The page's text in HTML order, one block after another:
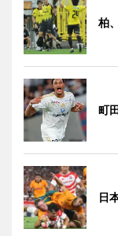
柏
町
日